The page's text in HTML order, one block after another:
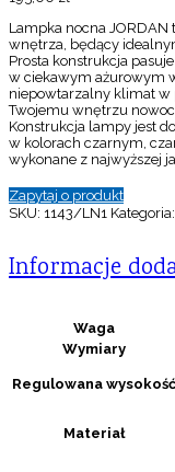
Lampka nocna
wnętrza, będący
Prosta konstrukcja
w ciekawym ażurowym
niepowtarzalny klimat w
Twojemu wnętrzu
Konstrukcja lampy jest
w kolorach czarnym,
wykonane z najwyższej
Zapytaj o produkt
SKU: 1143/LN1 Kategoria:
Informacje
Waga
Wymiary
Regulowana wysokość
Materiał